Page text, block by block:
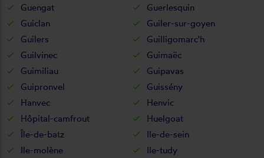
Guengat
Guerlesquin
Guiclan
Guiler-sur-goyen
Guilers
Guilligomarc'h
Guilvinec
Guimaëc
Guimiliau
Guipavas
Guipronvel
Guissény
Hanvec
Henvic
Hôpital-camfrout
Huelgoat
Île-de-batz
Ile-de-sein
Ile-molène
Ile-tudy